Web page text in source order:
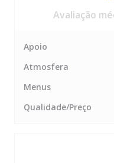
Avaliação
Apoio
Atmosfera
Menus
Qualidade/Preço